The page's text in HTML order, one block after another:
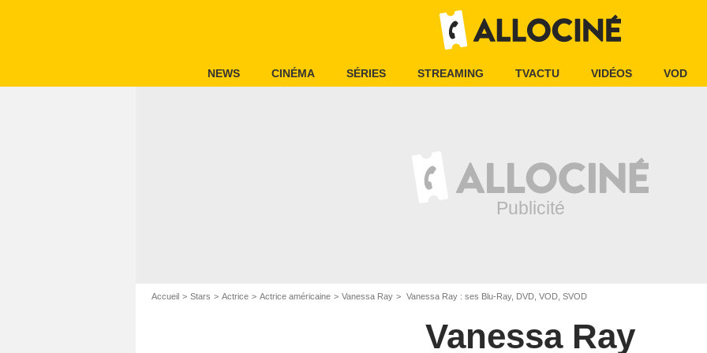
NEWS CINÉMA SÉRIES STREAMING TVACTU VIDÉOS VOD
Accueil Stars Actrice Actrice américaine Vanessa Ray Vanessa Ray : ses Blu-Ray, DVD, VOD, SVOD
Vanessa Ray